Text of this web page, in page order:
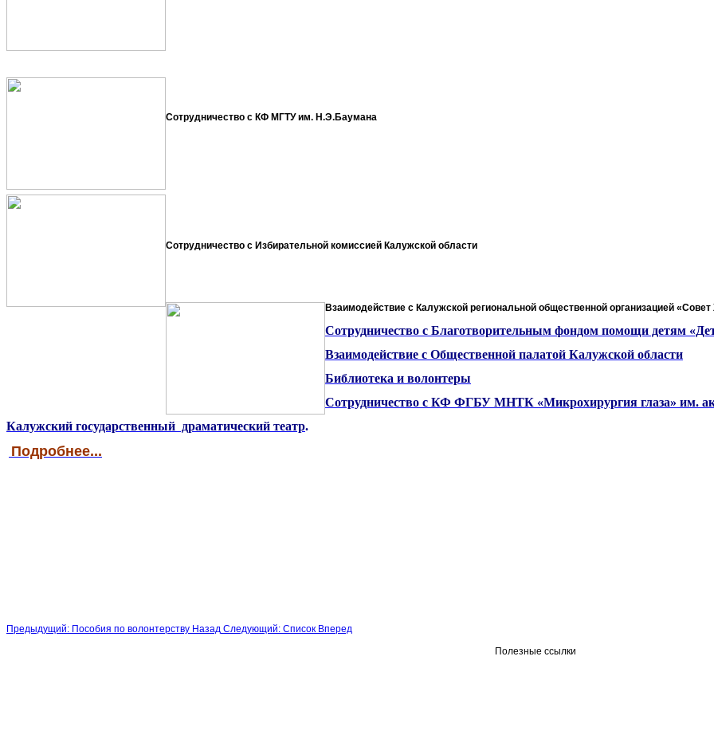
Сотрудничество с КФ МГТУ им. Н.Э.Баумана
Сотрудничество с Избирательной комиссией Калужской области
Взаимодействие с Калужской региональной общественной организацией
Сотрудничество с Благотворительным фондом помощи детям
Взаимодействие с Общественной палатой Калужской области
Библиотека и волонтеры
Сотрудничество с КФ ФГБУ МНТК «Микрохирургия глаза» им.
Калужский государственный драматический театр.
Подробнее...
Предыдущий: Пособия по волонтерству Назад Следующий: Список Вперед
Полезные ссылки